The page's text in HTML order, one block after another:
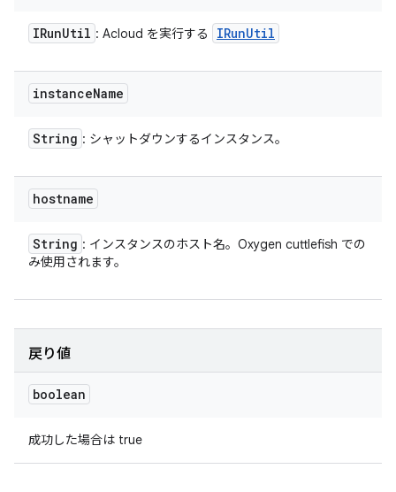
IRunUtil : Acloud を実行する IRunUtil
instanceName
String : シャットダウンするインスタンス。
hostname
String : インスタンスのホスト名。Oxygen cuttlefish での
み使用されます。
戻り値
boolean
成功した場合は true